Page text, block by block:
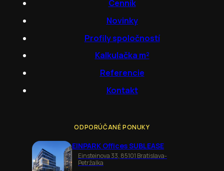
Cenník
Novinky
Profily spoločností
Kalkulačka m²
Referencie
Kontakt
ODPORÚČANÉ PONUKY
EINPARK Offices SUBLEASE
Einsteinova 33, 85101 Bratislava-
Petržalka